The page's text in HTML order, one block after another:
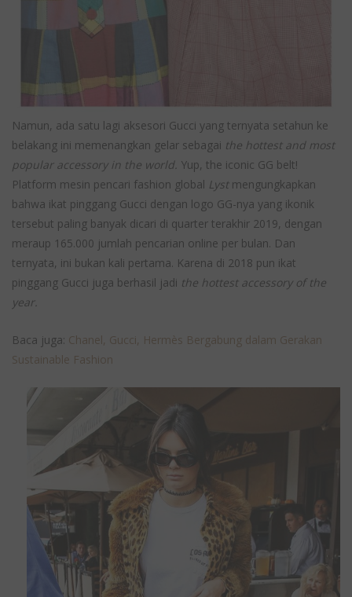
Namun, ada satu lagi aksesori Gucci yang ternyata setahun ke
belakang ini memenangkan gelar sebagai the hottest and most
popular accessory in the world. Yup, the iconic GG belt!
Platform mesin pencari fashion global Lyst mengungkapkan
bahwa ikat pinggang Gucci dengan logo GG-nya yang ikonik
tersebut paling banyak dicari di quarter terakhir 2019, dengan
meraup 165.000 jumlah pencarian online per bulan. Dan
ternyata, ini bukan kali pertama. Karena di 2018 pun ikat
pinggang Gucci juga berhasil jadi the hottest accessory of the
year.
Baca juga: Chanel, Gucci, Hermès Bergabung dalam Gerakan
Sustainable Fashion